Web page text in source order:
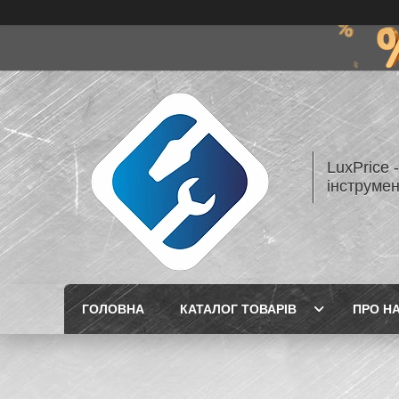
LuxPrice
ГОЛОВНА КАТАЛОГ ТОВАРІВ ПРО